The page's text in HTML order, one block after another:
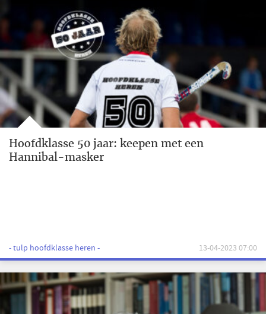
Hoofdklasse 50 jaar: keepen met een
Hannibal-masker
- tulp hoofdklasse heren - 13-04-2023 07:00